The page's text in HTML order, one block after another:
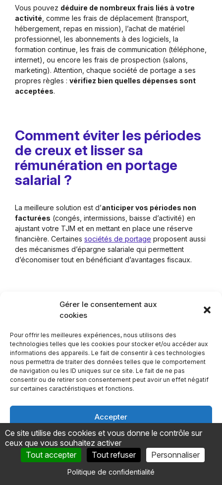
Gérer le consentement aux
cookies
Pour offrir les meilleures expériences, nous utilisons des
technologies telles que les cookies pour stocker et/ou accéder aux
informations des appareils. Le fait de consentir à ces technologies
nous permettra de traiter des données telles que le comportement
de navigation ou les ID uniques sur ce site. Le fait de ne pas
consentir ou de retirer son consentement peut avoir un effet négatif
sur certaines caractéristiques et fonctions.
Accepter
Refuser
Voir les préférences
Vous pouvez déduire de nombreux frais liés à votre
activité , comme les frais de déplacement (transport,
hébergement, repas en mission), l’achat de matériel
professionnel, les abonnements à des logiciels, la
formation continue, les frais de communication (téléphone,
internet), ou encore les frais de prospection (salons,
marketing). Attention, chaque société de portage a ses
propres règles : vérifiez bien quelles dépenses sont
acceptées.
Comment éviter les périodes
de creux et lisser sa
rémunération en portage
salarial ?
La meilleure solution est d’anticiper vos périodes non
facturées (congés, intermissions, baisse d’activité) en
ajustant votre TJM et en mettant en place une réserve
financière. Certaines sociétés de portage proposent aussi
des mécanismes d’épargne salariale qui permettent
d’économiser tout en bénéficiant d’avantages fiscaux.
Quel est l’impact du statut
cadre ou non-cadre sur mon
salaire net en portage salarial
?
Le statut cadre implique descotisations légèrement
plus élevées(1 à 2 % de plus que pour un non-cadre),
meilleure couverture socialeet une retraite
complémentaire plus avantageuse. Le choix dépend donc
de vos priorités : maximiser vos revenus immédiats ou
sécuriser vos droits sociaux à long terme.
Ce site utilise des cookies et vous donne le contrôle sur
ceux que vous souhaitez activer
Tout accepter
Tout refuser Personnaliser
Politique de confidentialité